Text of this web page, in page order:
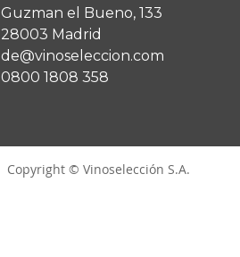
Guzman el Bueno, 133
28003 Madrid
de@vinoseleccion.com
0800 1808 358
Copyright © Vinoselección S.A.